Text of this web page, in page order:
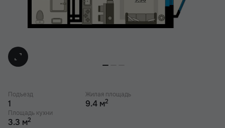
Подъезд
1
Жилая площадь
9.4 м2
Площадь кухни
3.3 м2